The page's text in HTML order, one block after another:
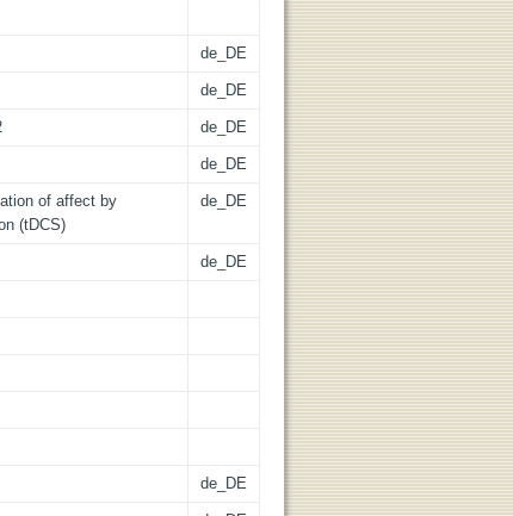
de_DE
de_DE
de_DE
de_DE
of affect by
(tDCS)
de_DE
de_DE
de_DE